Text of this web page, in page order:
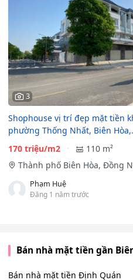
3
Shophouse vị trí đẹp mặt tiền
phường Thống Nhất, Biên
170 triệu/m2
110 m²
Thành phố Biên Hòa, Đồng
Phạm Huệ
Đăng 1 năm trước
Bán nhà mặt tiền gần
Bán nhà mặt tiền Định Quán